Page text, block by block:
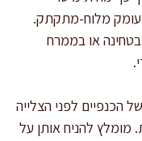
מלוח-מתקתק.
או בממרח
הכנפיים לפני הצלייה
מומלץ להניח אותן על